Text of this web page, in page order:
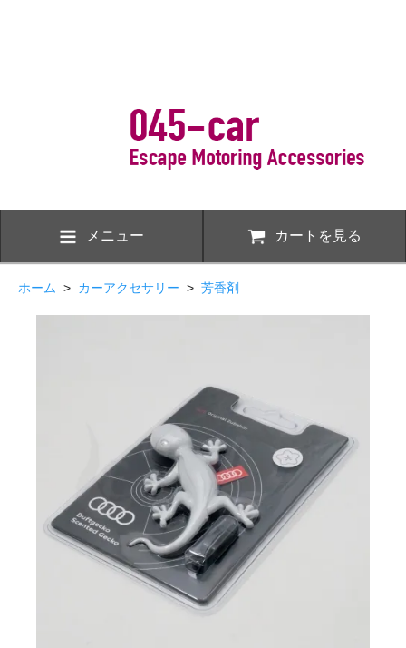
メニュー カートを見る
ホーム > カーアクセサリー > 芳香剤